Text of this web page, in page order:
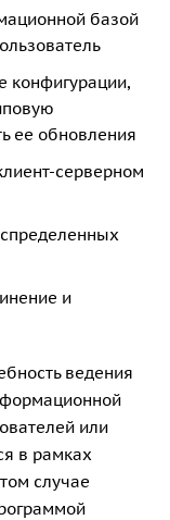
базой
конфигурации,
ее обновления
серверном
и
ведения
или
в рамках
случае